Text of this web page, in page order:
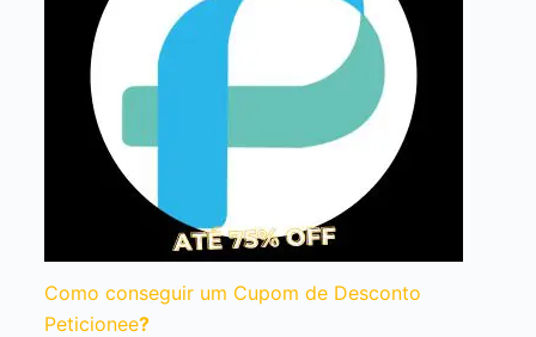
Como conseguir um Cupom de Desconto
Peticionee?